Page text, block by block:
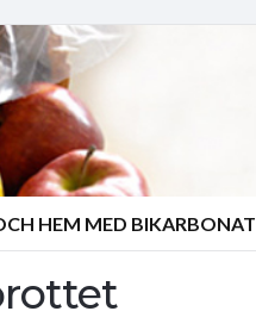
HEM MED BIKARBONAT